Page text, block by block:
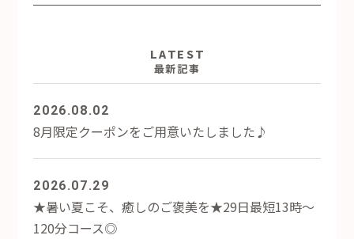
LATEST
最新記事
2026.08.02
8月限定クーポンをご用意いたしました♪
2026.07.29
★暑い夏こそ、癒しのご褒美を★29日最短13時～
120分コース◎